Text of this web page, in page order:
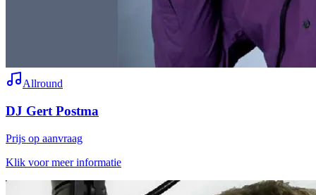
Allround
DJ Gert Postma
Prijs op aanvraag
Klik voor meer informatie